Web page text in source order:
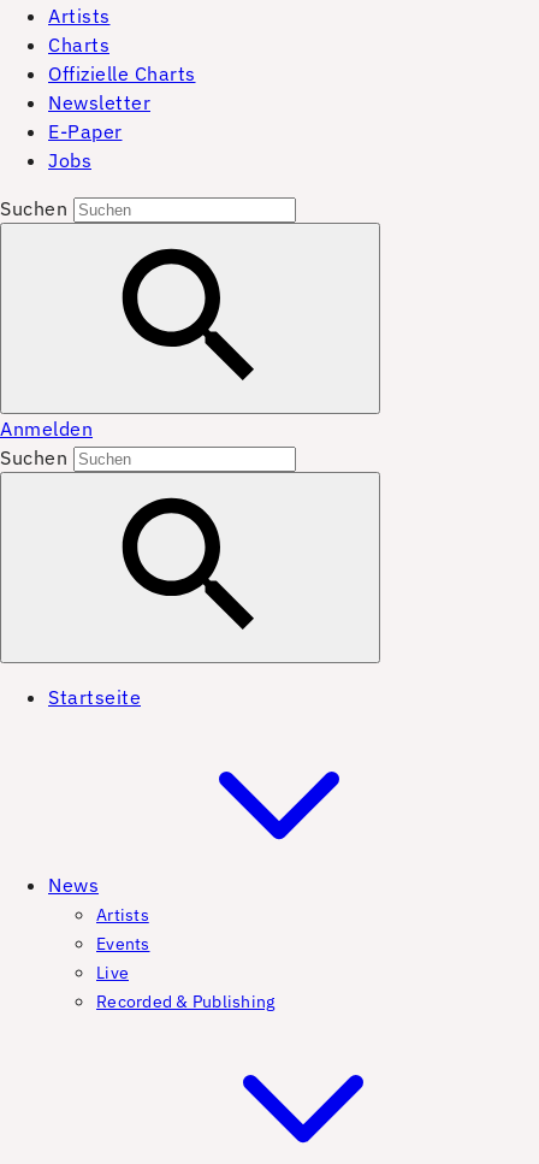
Artists
Charts
Offizielle Charts
Newsletter
E-Paper
Jobs
Suchen
Anmelden
Suchen
Startseite
News
Artists
Events
Live
Recorded & Publishing